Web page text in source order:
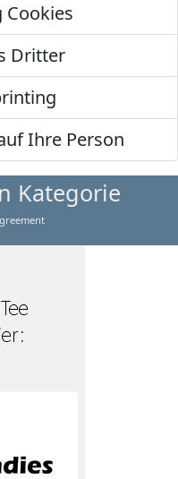
Cookies
Dritter
Ihre Person
Kategorie